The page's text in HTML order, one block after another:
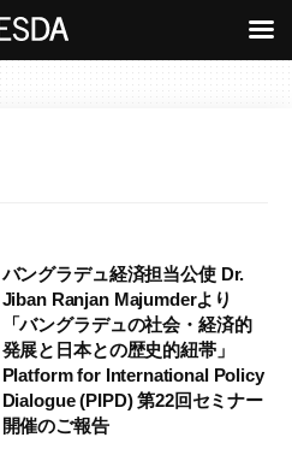
バングラデュ経済担当公使 Dr.
Jiban Ranjan Majumderより
「バングラデュの社会・経済的
発展と日本との歴史的紐帯」
Platform for International Policy
Dialogue (PIPD) 第22回セミナー
開催のご報告